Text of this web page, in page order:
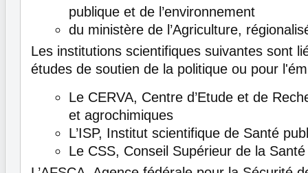
publique et de l’environnement
du ministère de l’Agriculture,
Les institutions scientifiques suivantes sont
études de soutien de la politique ou pour
Le CERVA, Centre d’Etude et de
et agrochimiques
L’ISP, Institut scientifique de Santé
Le CSS, Conseil Supérieur de la Santé